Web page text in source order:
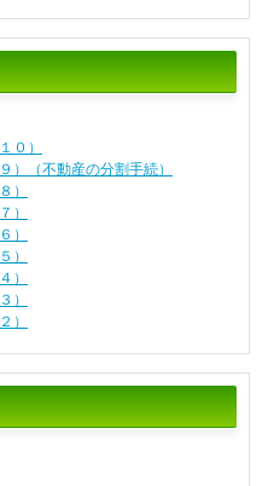
０）
）（不動産の分割手続）
）
）
）
）
）
）
）